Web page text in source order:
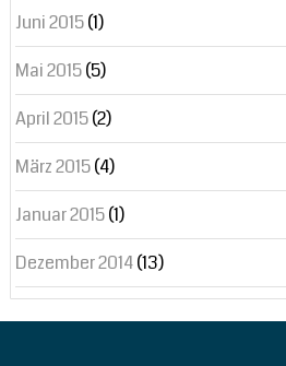
Juni 2015(1)
Mai 2015(5)
April 2015(2)
März 2015(4)
Januar 2015(1)
Dezember 2014(13)